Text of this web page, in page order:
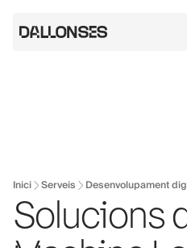
Inici Serveis Desenvolupament
Solucions